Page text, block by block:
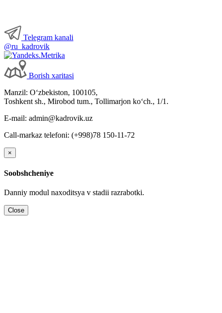
Telegram kanali
@ru_kadrovik
Borish хaritasi
Manzil: Oʻzbekiston, 100105,
Toshkent sh., Mirobod tum., Tollimarjon koʻch., 1/1.
E-mail: admin@kadrovik.uz
Call-markaz telefoni: (+998)78 150-11-72
×
Soobshcheniye
Danniy modul naхoditsya v stadii razrabotki.
Close